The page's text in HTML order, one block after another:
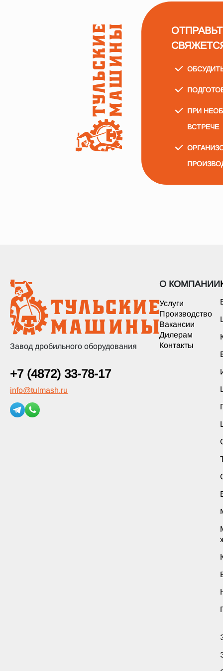
ПРИ
ВСТРЕЧЕ
Завод дробильного оборудования
+7 (4872) 33-78-17
info@tulmash.ru
О КОМПАНИИ
Услуги
Производство
Вакансии
Дилерам
Контакты